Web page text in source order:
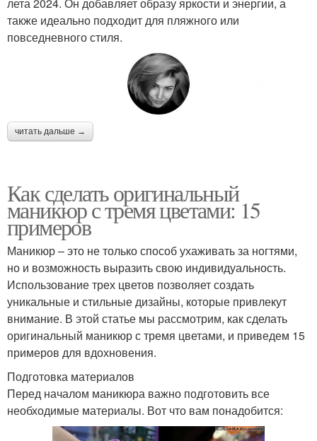
также идеально подходит для пляжного или
повседневного стиля.
читать дальше →
Как сделать оригинальный
маникюр с тремя цветами: 15
примеров
Маникюр – это не только способ ухаживать за ногтями,
но и возможность выразить свою индивидуальность.
Использование трех цветов позволяет создать
уникальные и стильные дизайны, которые привлекут
внимание. В этой статье мы рассмотрим, как сделать
оригинальный маникюр с тремя цветами, и приведем 15
примеров для вдохновения.
Подготовка материалов
Перед началом маникюра важно подготовить все
необходимые материалы. Вот что вам понадобится: